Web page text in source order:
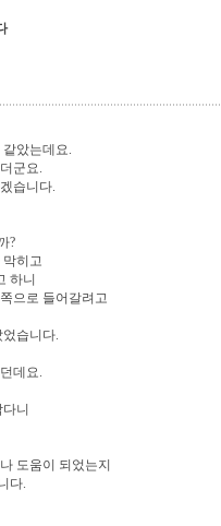
았는데요.
군요.
습니다.
?
히고
하니
으로 들어갈려고
습니다.
데요.
니
도움이 되었는지
다.